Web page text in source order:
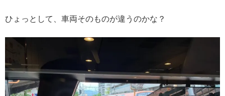
ひょっとして、車両そのものが違うのかな？